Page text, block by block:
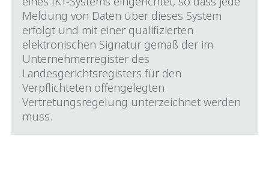
Meldung von Daten über dieses System
erfolgt und mit einer qualifizierten
elektronischen Signatur gemäß der im
Unternehmerregister des
Landesgerichtsregisters für den
Verpflichteten offengelegten
Vertretungsregelung unterzeichnet werden
muss.